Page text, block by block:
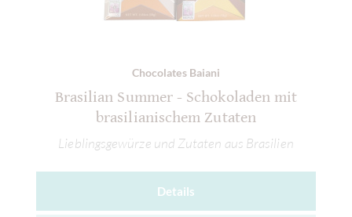
Chocolates Baiani
Brasilian Summer - Schokoladen mit
brasilianischem Zutaten
Lieblingsgewürze und Zutaten aus Brasilien
Details